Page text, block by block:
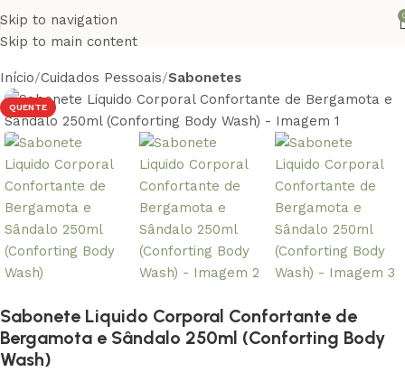
Skip to navigation
Skip to main content
Início Cuidados Pessoais Sabonetes
QUENTE
Sabonete Liquido Corporal Confortante de
Bergamota e Sândalo 250ml (Conforting Body
Wash)